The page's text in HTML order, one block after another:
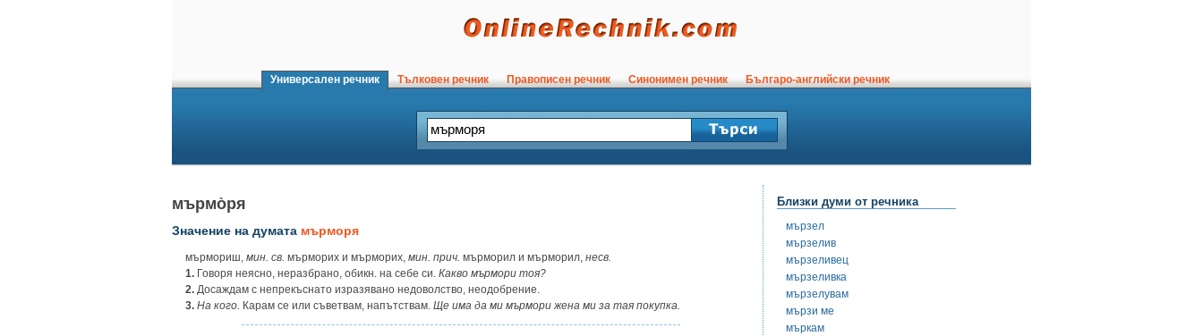
Универсален речник Тълковен речник Правописен речник Синонимен речник Българо-английски речник
мърмо̀ря
Значение на думата мърморя
мърмориш, мин. св. мърморих и мърморих, мин. прич. мърморил и мърморил, несв.
1. Говоря неясно, неразбрано, обикн. на себе си. Какво мърмори тоя?
2. Досаждам с непрекъснато изразявано недоволство, неодобрение.
3. На кого. Карам се или съветвам, напътствам. Ще има да ми мърмори жена ми за тая покупка.
Близки думи от речника
мързел
мързелив
мързеливец
мързеливка
мързелувам
мързи ме
мъркам